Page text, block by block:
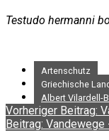
Testudo hermanni
Artenschutz
Griechische
Albert Vilardell-
Vorheriger Beitrag:
Beitrag: Vandewege